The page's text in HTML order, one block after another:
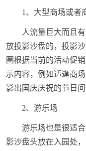
1、大型商场或者
人流量巨大而且
放投影沙盘的，投影
圈根据当前的活动促
示内容，例如适逢商
影出国庆庆祝的节日
2、游乐场
游乐场也是很适
影沙盘头放在入园处